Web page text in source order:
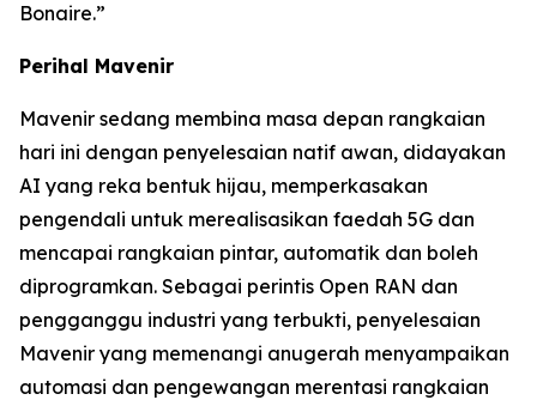
Bonaire.”
Perihal Mavenir
Mavenir sedang membina masa depan rangkaian
hari ini dengan penyelesaian natif awan, didayakan
AI yang reka bentuk hijau, memperkasakan
pengendali untuk merealisasikan faedah 5G dan
mencapai rangkaian pintar, automatik dan boleh
diprogramkan. Sebagai perintis Open RAN dan
pengganggu industri yang terbukti, penyelesaian
Mavenir yang memenangi anugerah menyampaikan
automasi dan pengewangan merentasi rangkaian